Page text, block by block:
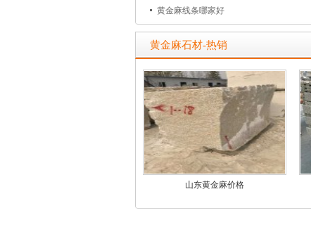
黄金麻线条哪家好
黄金麻石材-热销
山东黄金麻价格